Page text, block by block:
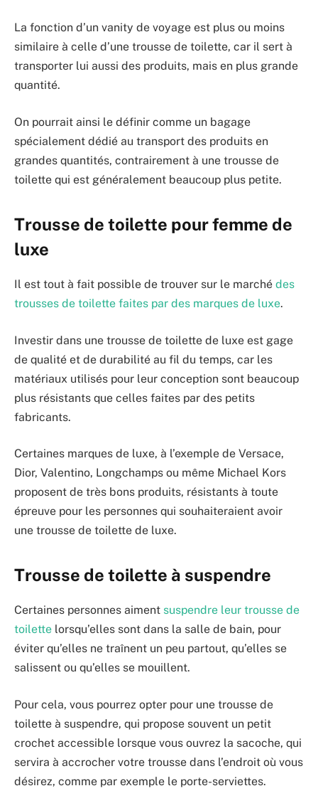
La fonction d’un vanity de voyage est plus ou moins
similaire à celle d’une trousse de toilette, car il sert à
transporter lui aussi des produits, mais en plus grande
quantité.
On pourrait ainsi le définir comme un bagage
spécialement dédié au transport des produits en
grandes quantités, contrairement à une trousse de
toilette qui est généralement beaucoup plus petite.
Trousse de toilette pour femme de
luxe
Il est tout à fait possible de trouver sur le marché des
trousses de toilette faites par des marques de luxe.
Investir dans une trousse de toilette de luxe est gage
de qualité et de durabilité au fil du temps, car les
matériaux utilisés pour leur conception sont beaucoup
plus résistants que celles faites par des petits
fabricants.
Certaines marques de luxe, à l’exemple de Versace,
Dior, Valentino, Longchamps ou même Michael Kors
proposent de très bons produits, résistants à toute
épreuve pour les personnes qui souhaiteraient avoir
une trousse de toilette de luxe.
Trousse de toilette à suspendre
Certaines personnes aiment suspendre leur trousse de
toilette lorsqu’elles sont dans la salle de bain, pour
éviter qu’elles ne traînent un peu partout, qu’elles se
salissent ou qu’elles se mouillent.
Pour cela, vous pourrez opter pour une trousse de
toilette à suspendre, qui propose souvent un petit
crochet accessible lorsque vous ouvrez la sacoche, qui
servira à accrocher votre trousse dans l’endroit où vous
désirez, comme par exemple le porte-serviettes.